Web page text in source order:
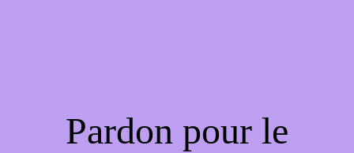
Pardon pour le